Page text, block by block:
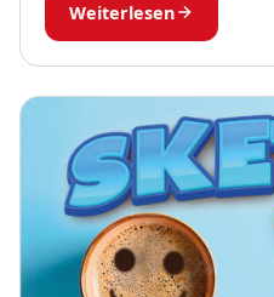
Weiterlesen